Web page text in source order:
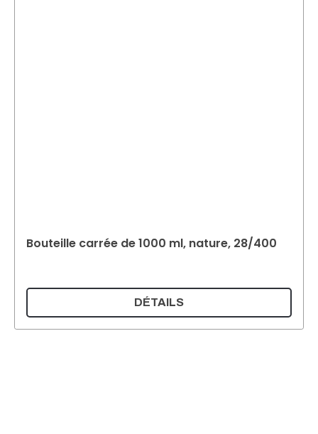
Bouteille carrée de 1000 ml, nature, 28/400
DÉTAILS